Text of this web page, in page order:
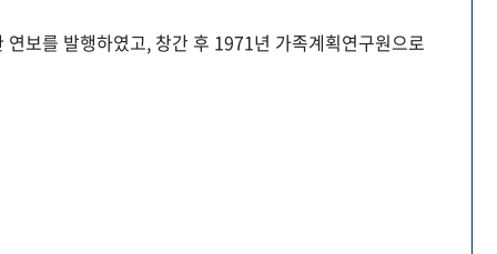
보를 발행하였고, 창간 후 1971년 가족계획연구원으로